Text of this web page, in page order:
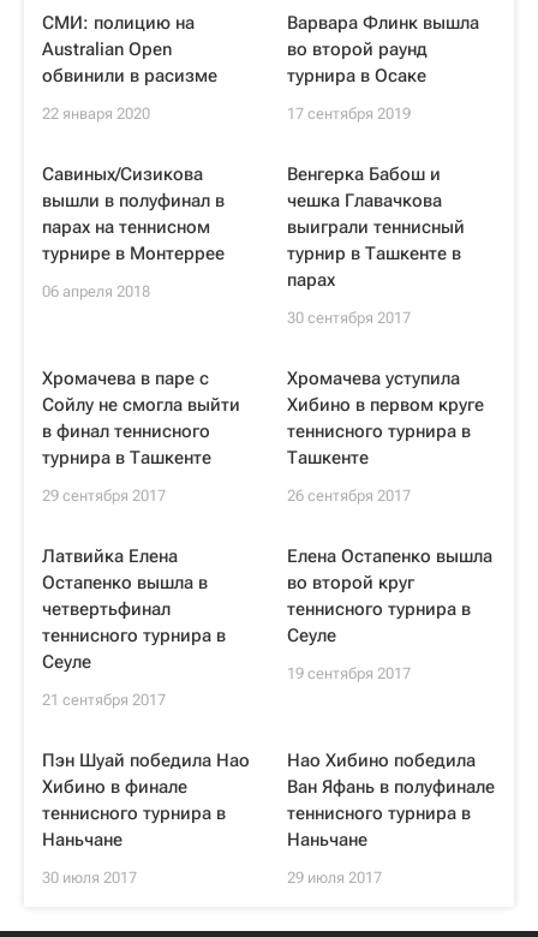
СМИ: полицию на
Australian Open
обвинили в расизме
22 января 2020
Варвара Флинк вышла
во второй раунд
турнира в Осаке
17 сентября 2019
Савиных/Сизикова
вышли в полуфинал в
парах на теннисном
турнире в Монтеррее
06 апреля 2018
Венгерка Бабош и
чешка Главачкова
выиграли теннисный
турнир в Ташкенте в
парах
30 сентября 2017
Хромачева в паре с
Сойлу не смогла выйти
в финал теннисного
турнира в Ташкенте
29 сентября 2017
Хромачева уступила
Хибино в первом круге
теннисного турнира в
Ташкенте
26 сентября 2017
Латвийка Елена
Остапенко вышла в
четвертьфинал
теннисного турнира в
Сеуле
21 сентября 2017
Елена Остапенко вышла
во второй круг
теннисного турнира в
Сеуле
19 сентября 2017
Пэн Шуай победила Нао
Хибино в финале
теннисного турнира в
Наньчане
30 июля 2017
Нао Хибино победила
Ван Яфань в полуфинале
теннисного турнира в
Наньчане
29 июля 2017